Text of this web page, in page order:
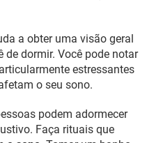
a obter uma visão geral
de dormir. Você pode notar
estressantes
o seu sono.
podem adormecer
Faça rituais que